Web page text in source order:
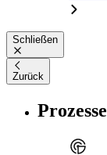
Schließen
Zurück
Prozesse